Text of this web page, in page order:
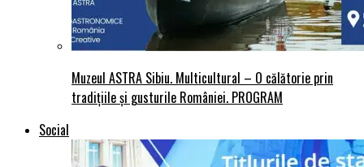
Muzeul ASTRA Sibiu. Multicultural – O călătorie prin
tradițiile și gusturile României. PROGRAM
Social